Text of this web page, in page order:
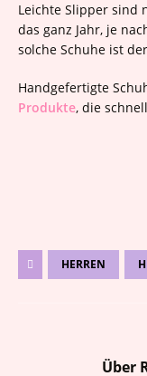
Leichte Slipper sind
das ganz Jahr, je
solche Schuhe ist
Handgefertigte
Produkte, die
HERREN
Über